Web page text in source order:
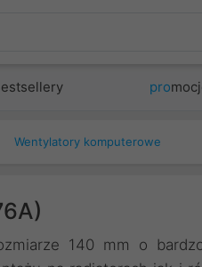
pro
Wentylatory komputerowe
140 mm o